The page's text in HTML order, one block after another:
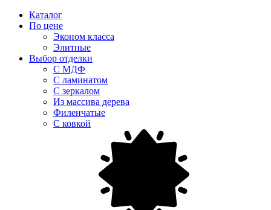
Каталог
По цене
Эконом класса
Элитные
Выбор отделки
С МДФ
С ламинатом
С зеркалом
Из массива дерева
Филенчатые
С ковкой